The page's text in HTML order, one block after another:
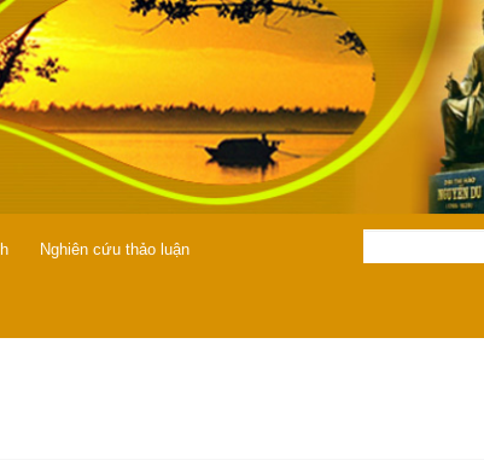
Nghiên cứu thảo luận